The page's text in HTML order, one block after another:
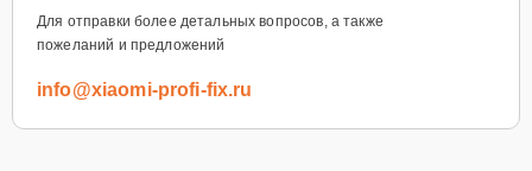
Для отправки более детальных вопросов, а также
пожеланий и предложений
info@xiaomi-profi-fix.ru